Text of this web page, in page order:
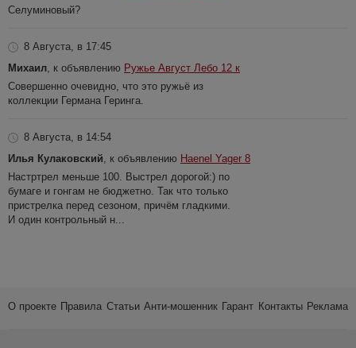
Селуминовый?
8 Августа, в 17:45
Михаил , к объявлению Ружье Август Лебо 12 к
Совершенно очевидно, что это ружьё из
коллекции Германа Геринга.
8 Августа, в 14:54
Илья Кулаковский , к объявлению Haenel Yager 8
Настртрел меньше 100. Выстрел дорогой:) по
бумаге и гонгам не бюджетно. Так что только
пристрелка перед сезоном, причём гладкими.
И один контрольный н...
О проекте Правила Статьи Анти-мошенник Гарант Контакты Реклама